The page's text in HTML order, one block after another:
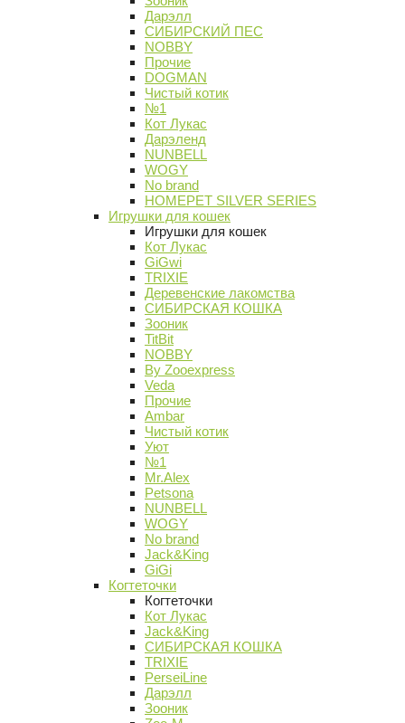
Дарэлл
СИБИРСКИЙ ПЕС
NOBBY
Прочие
DOGMAN
Чистый котик
№1
Кот Лукас
Дарэленд
NUNBELL
WOGY
No brand
HOMEPET SILVER SERIES
Игрушки для кошек
Игрушки для кошек
Кот Лукас
GiGwi
TRIXIE
Деревенские лакомства
СИБИРСКАЯ КОШКА
Зооник
TitBit
NOBBY
By Zooexpress
Veda
Прочие
Ambar
Чистый котик
Уют
№1
Mr.Alex
Petsona
NUNBELL
WOGY
No brand
Jack&King
GiGi
Когтеточки
Когтеточки
Кот Лукас
Jack&King
СИБИРСКАЯ КОШКА
TRIXIE
PerseiLine
Дарэлл
Зооник